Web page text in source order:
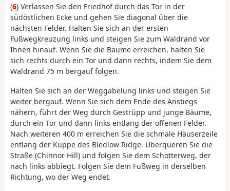
(6) Verlassen Sie den Friedhof durch das Tor in der
südöstlichen Ecke und gehen Sie diagonal über die
nächsten Felder. Halten Sie sich an der ersten
Fußwegkreuzung links und steigen Sie zum Waldrand vor
Ihnen hinauf. Wenn Sie die Bäume erreichen, halten Sie
sich rechts durch ein Tor und dann rechts, indem Sie dem
Waldrand 75 m bergauf folgen.
Halten Sie sich an der Weggabelung links und steigen Sie
weiter bergauf. Wenn Sie sich dem Ende des Anstiegs
nähern, führt der Weg durch Gestrüpp und junge Bäume,
durch ein Tor und dann links entlang der offenen Felder.
Nach weiteren 400 m erreichen Sie die schmale Häuserzeile
entlang der Kuppe des Bledlow Ridge. Überqueren Sie die
Straße (Chinnor Hill) und folgen Sie dem Schotterweg, der
nach links abbiegt. Folgen Sie dem Fußweg in derselben
Richtung, wo der Weg endet.